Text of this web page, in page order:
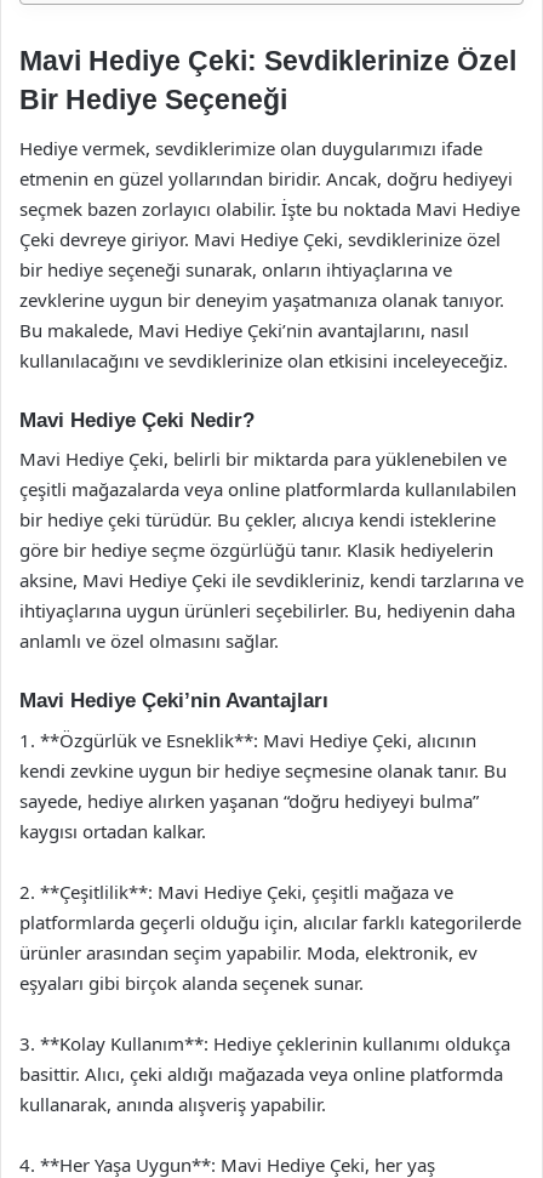
Mavi Hediye Çeki: Sevdiklerinize Özel
Bir Hediye Seçeneği
Hediye vermek, sevdiklerimize olan duygularımızı ifade
etmenin en güzel yollarından biridir. Ancak, doğru hediyeyi
seçmek bazen zorlayıcı olabilir. İşte bu noktada Mavi Hediye
Çeki devreye giriyor. Mavi Hediye Çeki, sevdiklerinize özel
bir hediye seçeneği sunarak, onların ihtiyaçlarına ve
zevklerine uygun bir deneyim yaşatmanıza olanak tanıyor.
Bu makalede, Mavi Hediye Çeki’nin avantajlarını, nasıl
kullanılacağını ve sevdiklerinize olan etkisini inceleyeceğiz.
Mavi Hediye Çeki Nedir?
Mavi Hediye Çeki, belirli bir miktarda para yüklenebilen ve
çeşitli mağazalarda veya online platformlarda kullanılabilen
bir hediye çeki türüdür. Bu çekler, alıcıya kendi isteklerine
göre bir hediye seçme özgürlüğü tanır. Klasik hediyelerin
aksine, Mavi Hediye Çeki ile sevdikleriniz, kendi tarzlarına ve
ihtiyaçlarına uygun ürünleri seçebilirler. Bu, hediyenin daha
anlamlı ve özel olmasını sağlar.
Mavi Hediye Çeki’nin Avantajları
1. **Özgürlük ve Esneklik**: Mavi Hediye Çeki, alıcının
kendi zevkine uygun bir hediye seçmesine olanak tanır. Bu
sayede, hediye alırken yaşanan “doğru hediyeyi bulma”
kaygısı ortadan kalkar.
2. **Çeşitlilik**: Mavi Hediye Çeki, çeşitli mağaza ve
platformlarda geçerli olduğu için, alıcılar farklı kategorilerde
ürünler arasından seçim yapabilir. Moda, elektronik, ev
eşyaları gibi birçok alanda seçenek sunar.
3. **Kolay Kullanım**: Hediye çeklerinin kullanımı oldukça
basittir. Alıcı, çeki aldığı mağazada veya online platformda
kullanarak, anında alışveriş yapabilir.
4. **Her Yaşa Uygun**: Mavi Hediye Çeki, her yaş